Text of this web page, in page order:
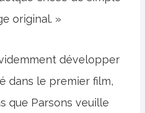
original. »
développer
dans le premier film,
que Parsons veuille